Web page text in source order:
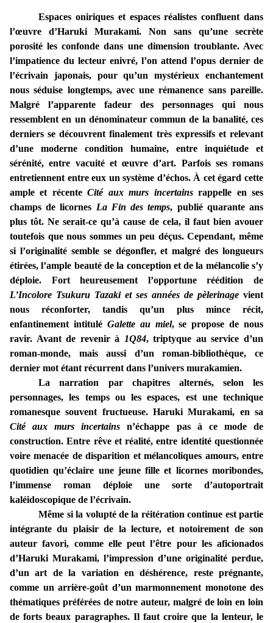
Espaces oniriques et espaces réalistes confluent dans
l’œuvre d’Haruki Murakami. Non sans qu’une secrète
porosité les confonde dans une dimension troublante. Avec
l’impatience du lecteur enivré, l’on attend l’opus dernier de
l’écrivain japonais, pour qu’un mystérieux enchantement
nous séduise longtemps, avec une rémanence sans pareille.
Malgré l’apparente fadeur des personnages qui nous
ressemblent en un dénominateur commun de la banalité, ces
derniers se découvrent finalement très expressifs et relevant
d’une moderne condition humaine, entre inquiétude et
sérénité, entre vacuité et œuvre d’art. Parfois ses romans
entretiennent entre eux un système d’échos. À cet égard cette
ample et récenteCité aux murs incertainsrappelle en ses
champs de licornes La Fin des temps, publié quarante ans
plus tôt. Ne serait-ce qu’à cause de cela, il faut bien avouer
toutefois que nous sommes un peu déçus. Cependant, même
si l’originalité semble se dégonfler, et malgré des longueurs
étirées, l’ample beauté de la conception et de la mélancolie s’y
déploie. Fort heureusement l’opportune réédition de
L’Incolore Tsukuru Tazaki et ses années de pèlerinage vient
nous réconforter, tandis qu’un plus mince récit,
enfantinement intitulé Galette au miel, se propose de nous
ravir. Avant de revenir à
1Q84, triptyque au service d’un
roman-monde, mais aussi d’un roman-bibliothèque, ce
dernier mot étant récurrent dans l’univers murakamien.
La narration par chapitres alternés, selon les
personnages, les temps ou les espaces, est une technique
romanesque souvent fructueuse. Haruki Murakami, en sa
Cité aux murs incertains n’échappe pas à ce mode de
construction. Entre rêve et réalité, entre identité questionnée
voire menacée de disparition et mélancoliques amours, entre
quotidien qu’éclaire une jeune fille et licornes moribondes,
l’immense roman déploie une sorte d’autoportrait
kaléidoscopique de l’écrivain.
Même si la volupté de la réitération continue est partie
intégrante du plaisir de la lecture, et notoirement de son
auteur favori, comme elle peut l’être pour les aficionados
d’Haruki Murakami, l’impression d’une originalité perdue,
d’un art de la variation en déshérence, reste prégnante,
comme un arrière-goût d’un marmonnement monotone des
thématiques préférées de notre auteur, malgré de loin en loin
de forts beaux paragraphes. Il faut croire que la lenteur, le